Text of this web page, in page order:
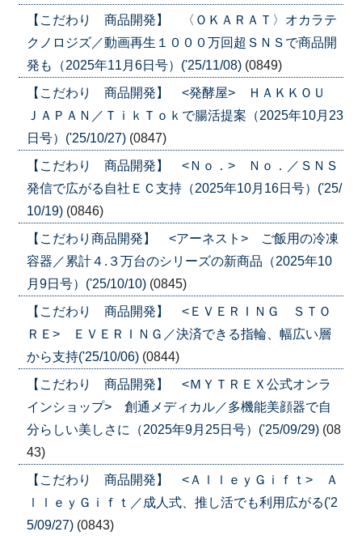
【こだわり 商品開発】 〈ＯＫＡＲＡＴ〉オカラテ
クノロジズ／動画再生１０００万回超ＳＮＳで商品開
発も（2025年11月6日号）('25/11/08) (0849)
【こだわり 商品開発】 <発酵屋> ＨＡＫＫＯＵ
ＪＡＰＡＮ／ＴｉｋＴｏｋで腸活提案（2025年10月23
日号）('25/10/27) (0847)
【こだわり 商品開発】 <Ｎｏ．> Ｎｏ．／ＳＮＳ
発信で広がる自社ＥＣ支持（2025年10月16日号）('25/
10/19) (0846)
【こだわり商品開発】 <アーネスト> ご飯用の冷凍
容器／累計４.３万台のシリーズの新商品（2025年10
月9日号）('25/10/10) (0845)
【こだわり 商品開発】 <ＥＶＥＲＩＮＧ ＳＴＯ
ＲＥ> ＥＶＥＲＩＮＧ／決済できる指輪、幅広い層
から支持('25/10/06) (0844)
【こだわり 商品開発】 <ＭＹＴＲＥＸ公式オンラ
インショップ> 創通メディカル／多機能美顔器で自
分らしい美しさに（2025年9月25日号）('25/09/29) (08
43)
【こだわり 商品開発】 <ＡｌｌｅｙＧｉｆｔ> Ａ
ｌｌｅｙＧｉｆｔ／成人式、推し活でも利用広がる('2
5/09/27) (0843)